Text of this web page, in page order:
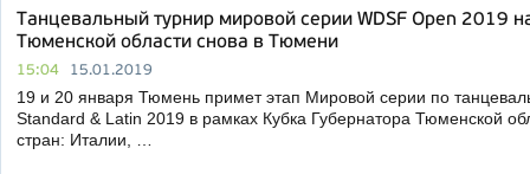
Танцевальный турнир мировой серии WDSF Open 2019
Тюменской области снова в Тюмени
15:04 15.01.2019
19 и 20 января Тюмень примет этап Мировой серии по
Standard & Latin 2019 в рамках Кубка Губернатора Тюменской
стран: Италии, …